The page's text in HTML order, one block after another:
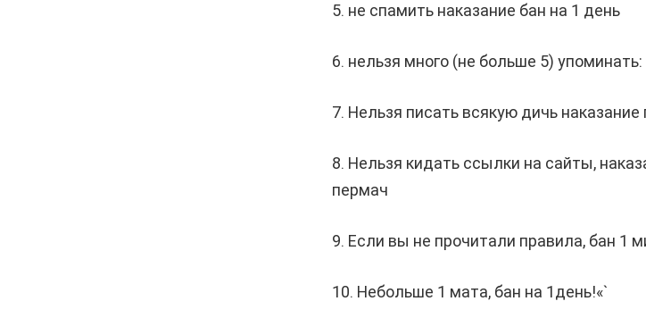
5. не спамить наказание бан на 1 день
6. нельзя много (не больше 5) упоминать:
7. Нельзя писать всякую дичь
8. Нельзя кидать ссылки на сайты,
пермач
9. Если вы не прочитали правила, бан 1
10. Небольше 1 мата, бан на 1день!«`